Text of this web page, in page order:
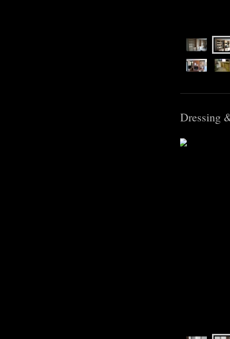
Dressing